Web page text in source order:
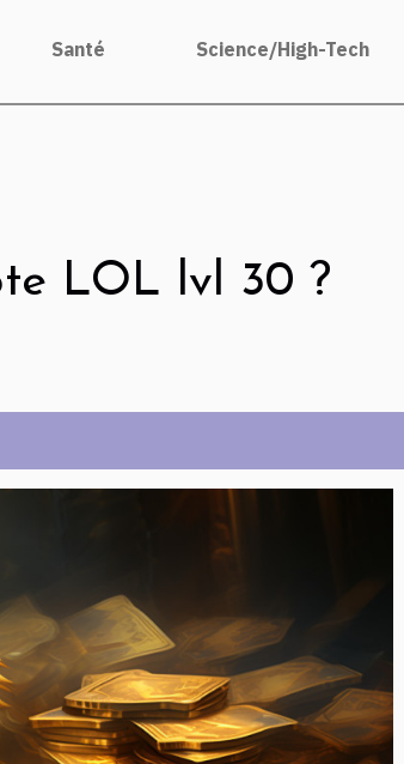
Santé Science/High-Tech
LOL lvl 30 ?